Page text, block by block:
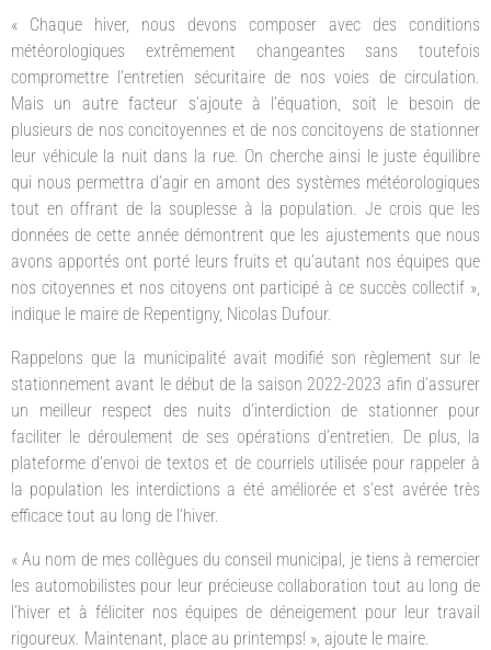
« Chaque hiver, nous devons composer avec des conditions
météorologiques extrêmement changeantes sans toutefois
compromettre l’entretien sécuritaire de nos voies de circulation.
Mais un autre facteur s’ajoute à l’équation, soit le besoin de
plusieurs de nos concitoyennes et de nos concitoyens de stationner
leur véhicule la nuit dans la rue. On cherche ainsi le juste équilibre
qui nous permettra d’agir en amont des systèmes météorologiques
tout en offrant de la souplesse à la population. Je crois que les
données de cette année démontrent que les ajustements que nous
avons apportés ont porté leurs fruits et qu’autant nos équipes que
nos citoyennes et nos citoyens ont participé à ce succès collectif »,
indique le maire de Repentigny, Nicolas Dufour.
Rappelons que la municipalité avait modifié son règlement sur le
stationnement avant le début de la saison 2022-2023 afin d’assurer
un meilleur respect des nuits d’interdiction de stationner pour
faciliter le déroulement de ses opérations d’entretien. De plus, la
plateforme d’envoi de textos et de courriels utilisée pour rappeler à
la population les interdictions a été améliorée et s’est avérée très
efficace tout au long de l’hiver.
« Au nom de mes collègues du conseil municipal, je tiens à remercier
les automobilistes pour leur précieuse collaboration tout au long de
l’hiver et à féliciter nos équipes de déneigement pour leur travail
rigoureux. Maintenant, place au printemps! », ajoute le maire.